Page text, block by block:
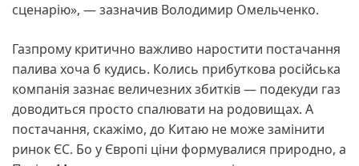
сценарію», — зазначив Володимир Омельченко.
Газпрому критично важливо наростити постачання
палива хоча б кудись. Колись прибуткова російська
компанія зазнає величезних збитків — подекуди газ
доводиться просто спалювати на родовищах. А
постачання, скажімо, до Китаю не може замінити
ринок ЄС. Бо у Європі ціни формувалися природно, а